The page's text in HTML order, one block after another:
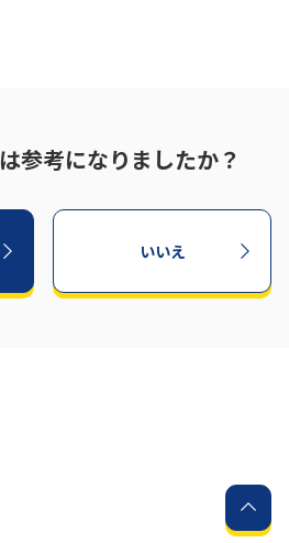
サポートサイトの使い方
客さ
工事・故障情報通知
覧
参考になりましたか？
いいえ